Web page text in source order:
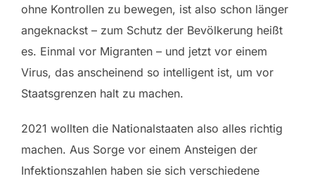
ohne Kontrollen zu bewegen, ist also schon länger
angeknackst – zum Schutz der Bevölkerung heißt
es. Einmal vor Migranten – und jetzt vor einem
Virus, das anscheinend so intelligent ist, um vor
Staatsgrenzen halt zu machen.
2021 wollten die Nationalstaaten also alles richtig
machen. Aus Sorge vor einem Ansteigen der
Infektionszahlen haben sie sich verschiedene